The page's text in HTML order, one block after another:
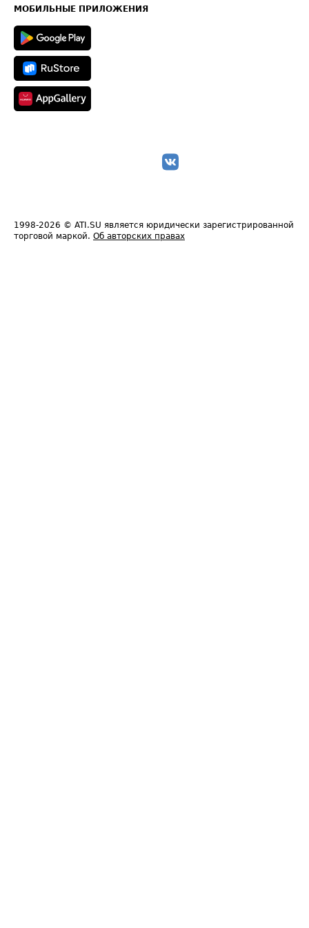
Техническая информация
МОБИЛЬНЫЕ ПРИЛОЖЕНИЯ
1998-2026 © ATI.SU является юридически зарегистрированной
торговой маркой. Об авторских правах